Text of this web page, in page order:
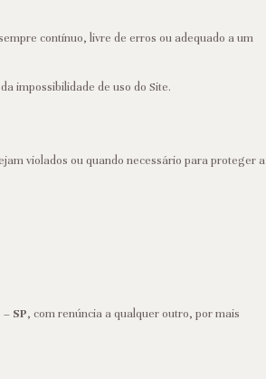
contínuo, livre de erros ou adequado a um
impossibilidade de uso do Site.
violados ou quando necessário para proteger a
SP, com renúncia a qualquer outro, por mais